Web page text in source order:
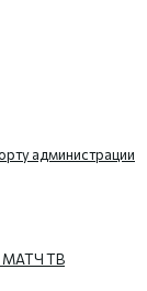
администрации
МАТЧ ТВ